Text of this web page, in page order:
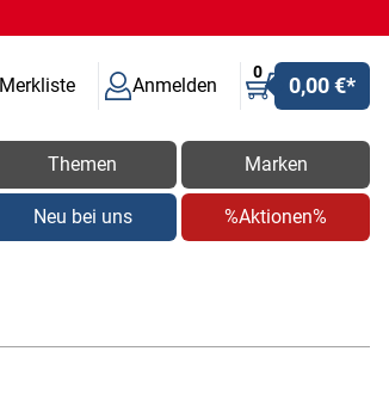
Merkliste Anmelden
0
0,00 €*
Themen Marken
Neu bei uns %Aktionen%